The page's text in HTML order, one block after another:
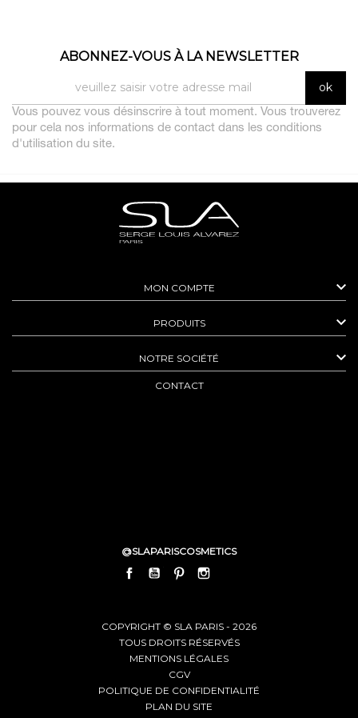
ABONNEZ-VOUS À LA NEWSLETTER
Vous pouvez vous désinscrire à tout moment. Vous trouverez
pour cela nos informations de contact dans les conditions
d'utilisation du site.
MON COMPTE 
PRODUITS 
NOTRE SOCIÉTÉ 
CONTACT
@SLAPARISCOSMETICS
FACEBOOKYOUTUBEPINTEREST
COPYRIGHT © SLA PARIS - 2026
TOUS DROITS RÉSERVÉS
MENTIONS LÉGALES
CGV
POLITIQUE DE CONFIDENTIALITÉ
PLAN DU SITE